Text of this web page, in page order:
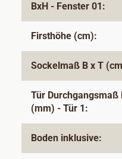
BxH - Fenster 01:
Firsthöhe (cm):
Sockelmaß B x T
Tür Durchgangsmaß
(mm) - Tür 1:
Boden inklusive: